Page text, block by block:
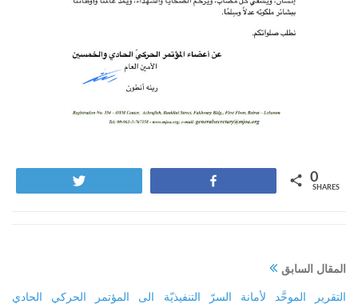
0
SHARES
المقال السابق
التقرير الموحَّد لأمانة السرّ التنفيذيّة الى المؤتمر الحركي الحادي